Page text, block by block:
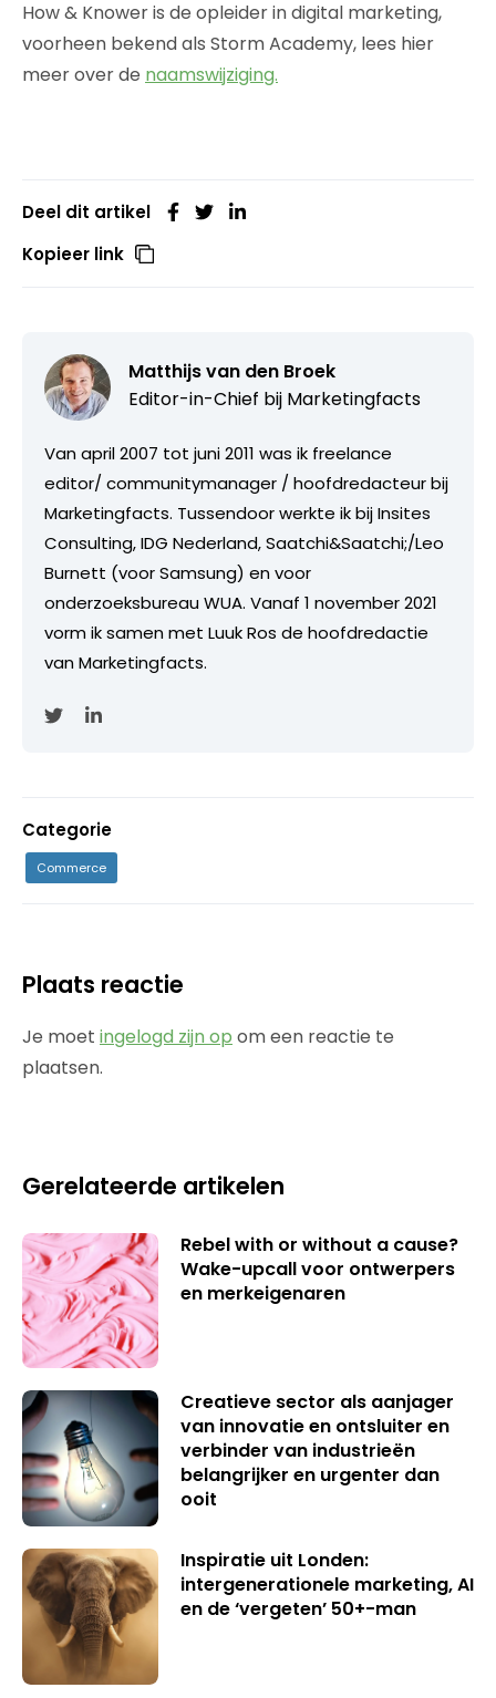
How & Knower is de opleider in digital marketing,
voorheen bekend als Storm Academy, lees hier
meer over de naamswijziging.
Deel dit artikel
Kopieer link
Matthijs van den Broek
Editor-in-Chief bij Marketingfacts
Van april 2007 tot juni 2011 was ik freelance
editor/ communitymanager / hoofdredacteur bij
Marketingfacts. Tussendoor werkte ik bij Insites
Consulting, IDG Nederland, Saatchi&Saatchi;/Leo
Burnett (voor Samsung) en voor
onderzoeksbureau WUA. Vanaf 1 november 2021
vorm ik samen met Luuk Ros de hoofdredactie
van Marketingfacts.
Categorie
Commerce
Plaats reactie
Je moet ingelogd zijn op om een reactie te
plaatsen.
Gerelateerde artikelen
Rebel with or without a cause?
Wake-upcall voor ontwerpers
en merkeigenaren
Creatieve sector als aanjager
van innovatie en ontsluiter en
verbinder van industrieën
belangrijker en urgenter dan
ooit
Inspiratie uit Londen:
intergenerationele marketing, AI
en de ‘vergeten’ 50+-man